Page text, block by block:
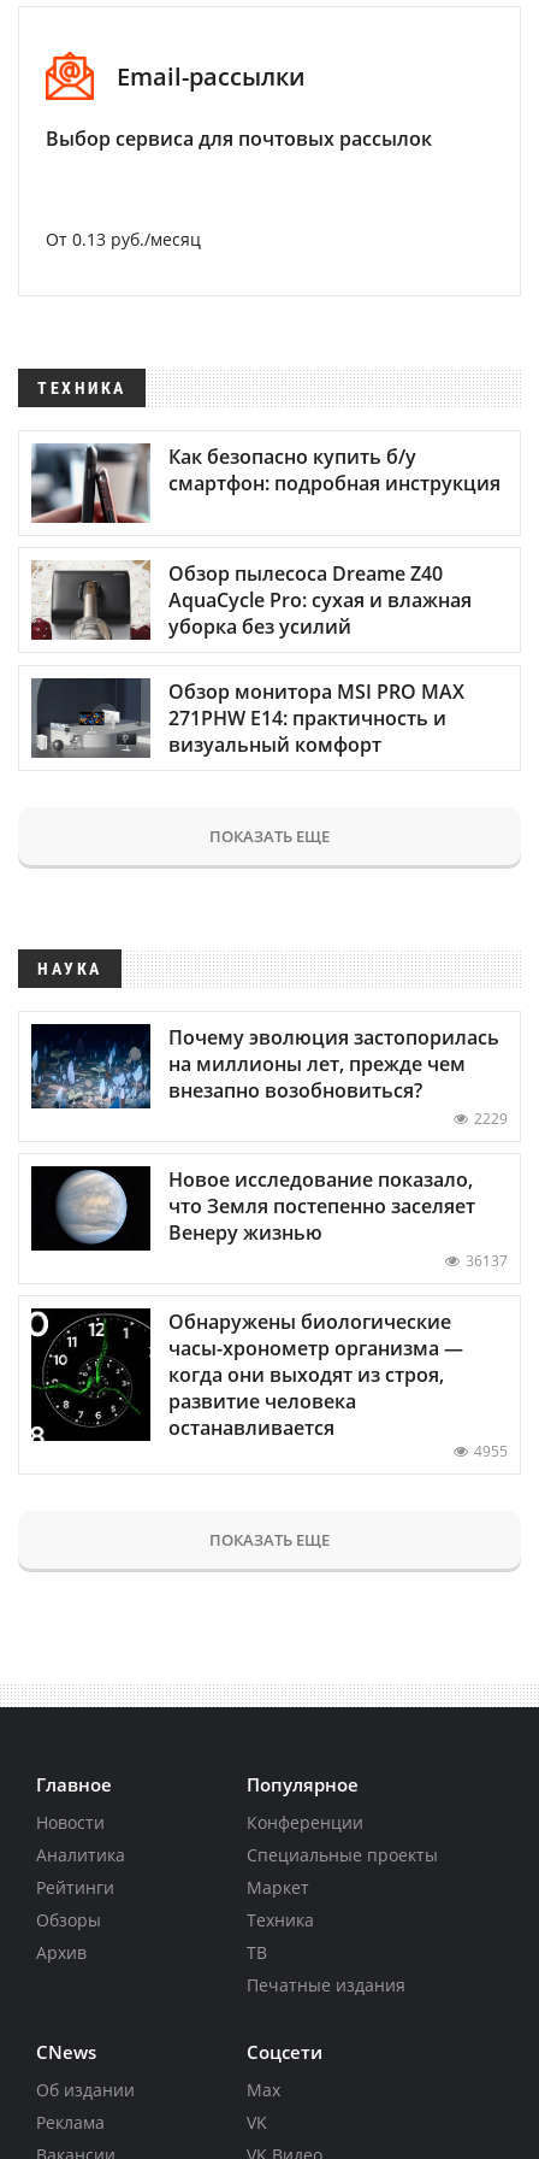
Email-рассылки
Выбор сервиса для почтовых рассылок
От 0.13 руб./месяц
ТЕХНИКА
Как безопасно купить б/у
смартфон: подробная инструкция
Обзор пылесоса Dreame Z40
AquaCycle Pro: сухая и влажная
уборка без усилий
Обзор монитора MSI PRO MAX
271PHW E14: практичность и
визуальный комфорт
ПОКАЗАТЬ ЕЩЕ
НАУКА
Почему эволюция застопорилась
на миллионы лет, прежде чем
внезапно возобновиться?
2229
Новое исследование показало,
что Земля постепенно заселяет
Венеру жизнью
36137
Обнаружены биологические
часы-хронометр организма —
когда они выходят из строя,
развитие человека
останавливается
4955
ПОКАЗАТЬ ЕЩЕ
Главное
Новости
Аналитика
Рейтинги
Обзоры
Архив
Популярное
Конференции
Специальные проекты
Маркет
Техника
ТВ
Печатные издания
CNews
Об издании
Реклама
Соцсети
Max
VK